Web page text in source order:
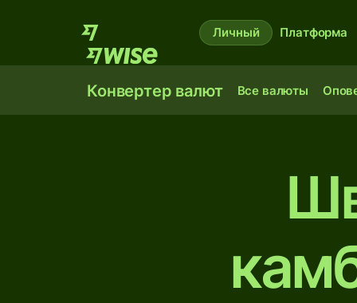
Личный Платформа
Конвертер валют Все валюты